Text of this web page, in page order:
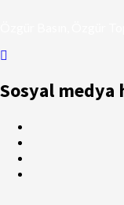
Sosyal medya